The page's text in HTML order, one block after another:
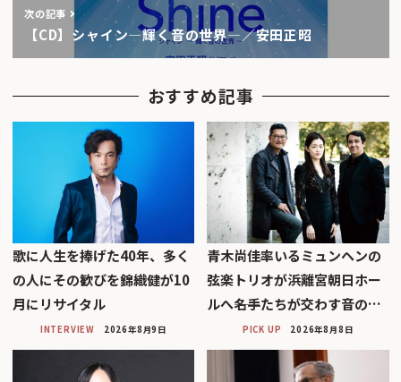
次の記事
【CD】シャイン―輝く音の世界―／安田正昭
おすすめ記事
歌に人生を捧げた40年、多く
の人にその歓びを錦織健が10
月にリサイタル
INTERVIEW 2026年8月9日
青木尚佳率いるミュンヘンの
弦楽トリオが浜離宮朝日ホー
ルへ――名手たちが交わす音の…
PICK UP 2026年8月8日